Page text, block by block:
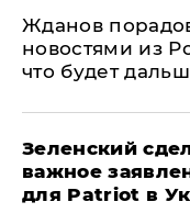
Жданов
новостями из
что будет
Зеленский
важное
для Patriot в